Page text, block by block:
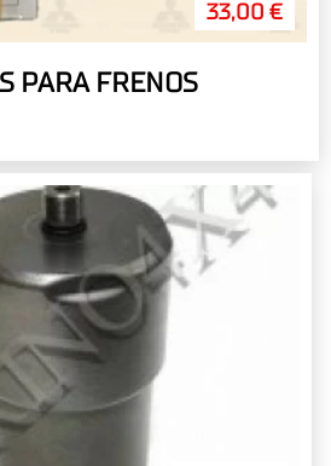
33,00 €
PARA FRENOS